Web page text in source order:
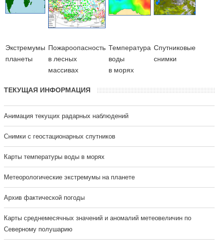
Экстремумы
планеты
Пожароопасность
в лесных
массивах
Температура
воды
в морях
Cпутниковые
снимки
ТЕКУЩАЯ ИНФОРМАЦИЯ
Анимация текущих радарных наблюдений
Cнимки с геостационарных спутников
Карты температуры воды в морях
Метеорологические экстремумы на планете
Архив фактической погоды
Карты среднемесячных значений и аномалий метеовеличин по
Северному полушарию